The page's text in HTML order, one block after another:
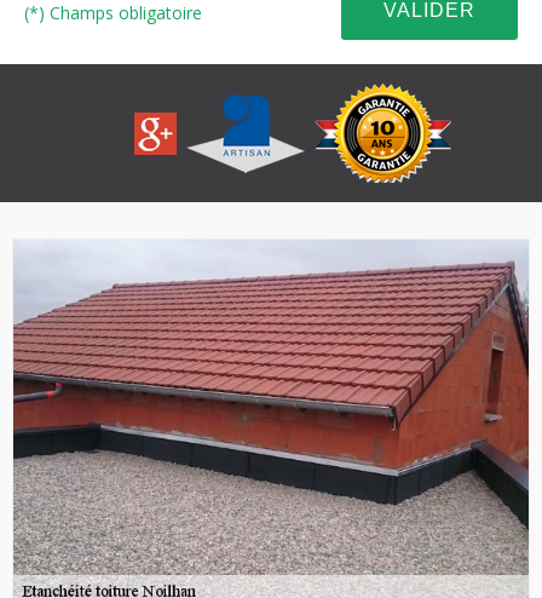
(*) Champs obligatoire